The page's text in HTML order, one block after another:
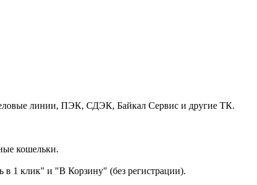
линии, ПЭК, СДЭК, Байкал Сервис и другие ТК.
кошельки.
в 1 клик" и "В Корзину" (без регистрации).